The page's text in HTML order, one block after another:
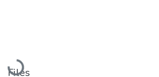
Loading...
Files